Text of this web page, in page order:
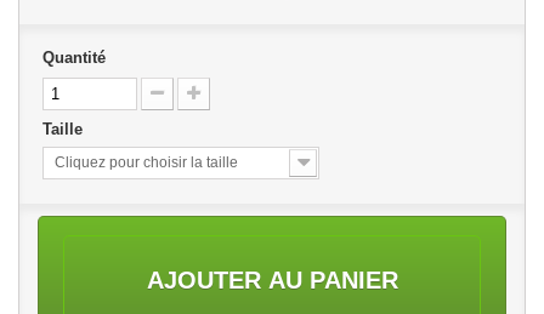
Quantité
Taille
Cliquez pour choisir la taille
AJOUTER AU PANIER